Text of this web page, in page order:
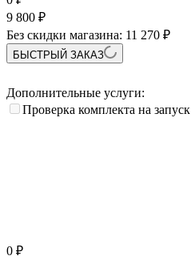
9 800 ₽
Без скидки магазина: 11 270 ₽
БЫСТРЫЙ ЗАКАЗ
Дополнительные услуги:
Проверка комплекта на запуск
0 ₽